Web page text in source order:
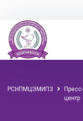
РСНПМЦЭМИПЗ
Пресс-
центр